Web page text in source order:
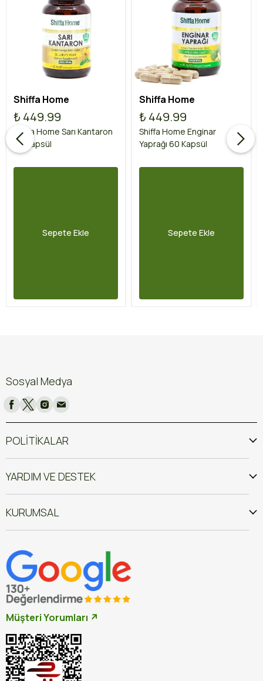
Shiffa Home
₺ 449.99
Shiffa Home Sarı Kantaron
60 Kapsül
Sepete Ekle
Shiffa Home
₺ 449.99
Shiffa Home Enginar
Yaprağı 60 Kapsül
Sepete Ekle
Sosyal Medya
POLİTİKALAR
YARDIM VE DESTEK
KURUMSAL
Müşteri Yorumları ↗